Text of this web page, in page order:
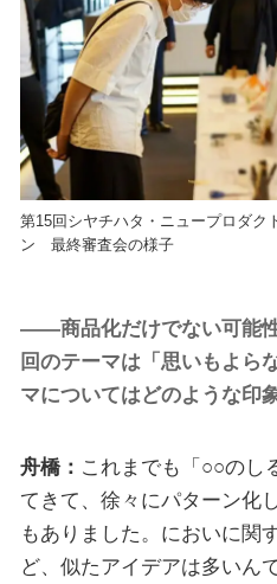
第15回シヤチハタ・ニュープロダク
ン 最終審査会の様子
――商品化だけでない可能
回のテーマは「思いもよら
マについてはどのような印
舟橋： これまでも「○○のし
てきて、徐々にパターン化
もありました。においに関
ど、似たアイデアは多いん